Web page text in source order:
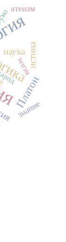
Платон
наука истина
знание
атеизм
теизм